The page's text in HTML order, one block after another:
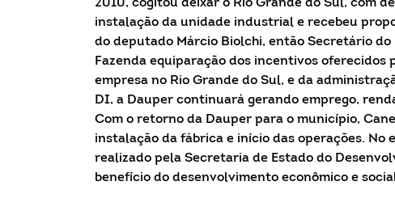
2010, cogitou deixar o Rio Grande do Sul, com
instalação da unidade industrial e recebeu
do deputado Márcio Biolchi, então Secretário
Fazenda equiparação dos incentivos oferecidos
empresa no Rio Grande do Sul, e da
DI, a Dauper continuará gerando emprego,
Com o retorno da Dauper para o município,
instalação da fábrica e início das operações.
realizado pela Secretaria de Estado do
benefício do desenvolvimento econômico e